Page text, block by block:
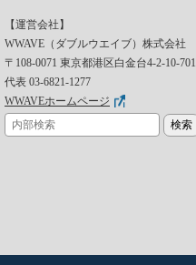
【運営会社】
WWAVE（ダブルウエイブ）株式会社
〒108-0071 東京都港区白金台4-2-10-701
代表 03-6821-1277
WWAVEホームページ